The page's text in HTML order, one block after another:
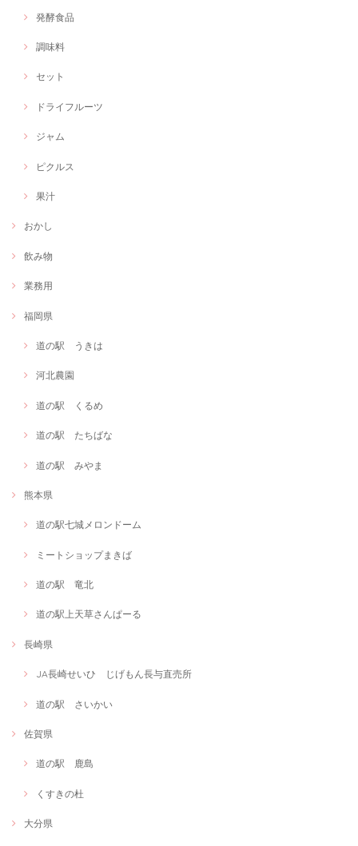
発酵食品
調味料
セット
ドライフルーツ
ジャム
ピクルス
果汁
おかし
飲み物
業務用
福岡県
道の駅 うきは
河北農園
道の駅 くるめ
道の駅 たちばな
道の駅 みやま
熊本県
道の駅七城メロンドーム
ミートショップまきば
道の駅 竜北
道の駅上天草さんぱーる
長崎県
JA長崎せいひ じげもん長与直売所
道の駅 さいかい
佐賀県
道の駅 鹿島
くすきの杜
大分県